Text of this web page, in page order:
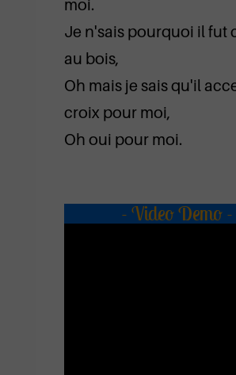
moi.
Je n'sais pourquoi il fut
au bois,
Oh mais je sais qu'il
croix pour moi,
Oh oui pour moi.
- Video Demo -